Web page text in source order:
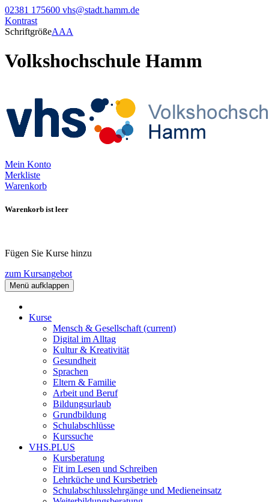
02381 175600 vhs@stadt.hamm.de
Kontrast
SchriftgrößeAAA
Volkshochschule Hamm
Mein Konto
Merkliste
Warenkorb
Warenkorb ist leer
Fügen Sie Kurse hinzu
zum Kursangebot
Menü aufklappen
Kurse
Mensch & Gesellschaft (current)
Digital im Alltag
Kultur & Kreativität
Gesundheit
Sprachen
Eltern & Familie
Arbeit und Beruf
Bildungsurlaub
Grundbildung
Schulabschlüsse
Kurssuche
VHS.PLUS
Kursberatung
Fit im Lesen und Schreiben
Lehrküche und Kursbetrieb
Schulabschlusslehrgänge und Medieneinsatz